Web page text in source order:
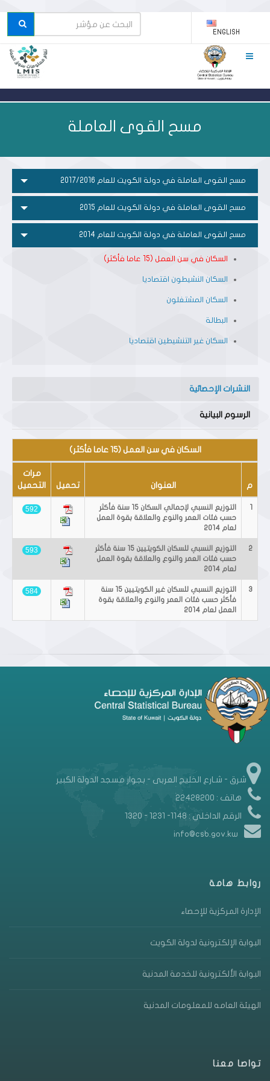
ENGLISH
مسح القوى العاملة
مسح القوى العاملة في دولة الكويت للعام 2017/2016
مسح القوى العاملة في دولة الكويت للعام 2015
مسح القوى العاملة في دولة الكويت للعام 2014
السكان في سن العمل (15 عاما فأكثر)
السكان النشيطون اقتصاديا
السكان المشتغلون
البطالة
السكان غير التنشيطين اقتصاديا
النشرات الإحصائية
الرسوم البيانية
السكان في سن العمل (15 عاما فأكثر)
م العنوان تحميل
مرات
التحميل
1
التوزيع النسبي لإجمالي السكان 15 سنة فأكثر
حسب فئات العمر والنوع والعلاقة بقوة العمل
لعام 2014
592
2
التوزيع النسبي للسكان الكويتيين 15 سنة فأكثر
حسب فئات العمر والنوع والعلاقة بقوة العمل
لعام 2014
593
3
التوزيع النسبي للسكان غير الكويتيين 15 سنة
فأكثر حسب فئات العمر والنوع والعلاقة بقوة
العمل لعام 2014
584
شرق - شـارع الخليج العربى - بجوار مسجد الدولة الكبير
هاتف : 22428200
الرقم الداخلي : 1148- 1231 - 1320
info@csb.gov.kw
روابط هامة
الإدارة المركزية للإحصاء
البوابة الإلكترونية لدولة الكويت
البوابة الألكترونية للخدمة المدنية
الهيئة العامه للمعلومات المدنية
تواصا معنا